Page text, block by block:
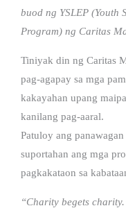
buod ng YSLEP (Youth
Program) ng Caritas
Tiniyak din ng Caritas
pag-agapay sa mga
kakayahan upang
kanilang pag-aaral.
Patuloy ang
suportahan ang mga
pagkakataon sa
“Charity begets